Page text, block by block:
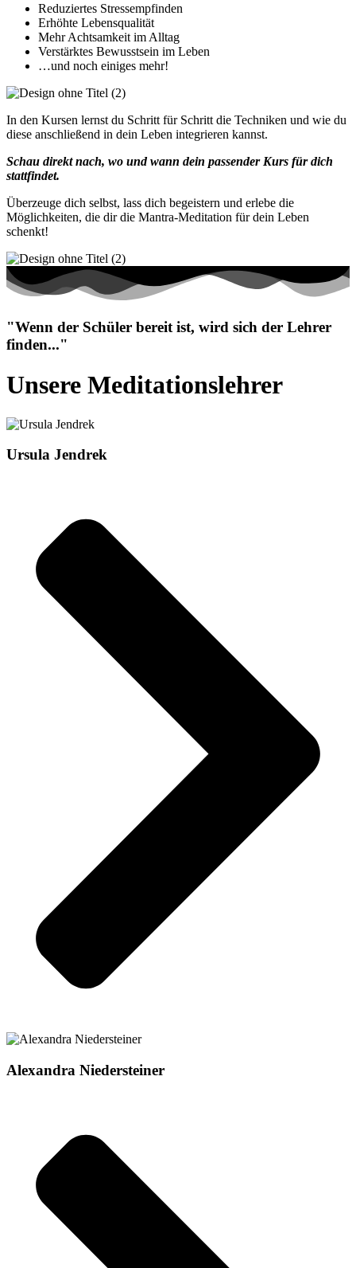
Reduziertes Stressempfinden
Erhöhte Lebensqualität
Mehr Achtsamkeit im Alltag
Verstärktes Bewusstsein im Leben
…und noch einiges mehr!
In den Kursen lernst du Schritt für Schritt die Techniken und wie du
diese anschließend in dein Leben integrieren kannst.
Schau direkt nach, wo und wann dein passender Kurs für dich
stattfindet.
Überzeuge dich selbst, lass dich begeistern und erlebe die
Möglichkeiten, die dir die Mantra-Meditation für dein Leben
schenkt!
"Wenn der Schüler bereit ist, wird sich der Lehrer
finden..."
Unsere Meditationslehrer
Ursula Jendrek
Alexandra Niedersteiner